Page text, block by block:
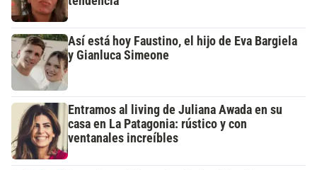
Así está hoy Faustino, el hijo de Eva Bargiela
y Gianluca Simeone
Entramos al living de Juliana Awada en su
casa en La Patagonia: rústico y con
ventanales increíbles